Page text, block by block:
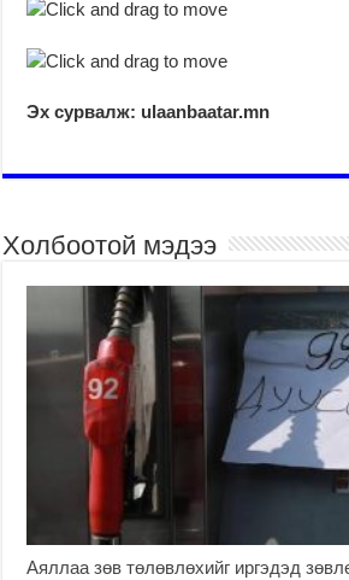
Эх сурвалж: ulaanbaatar.mn
Холбоотой мэдээ
Аяллаа зөв төлөвлөхийг иргэдэд